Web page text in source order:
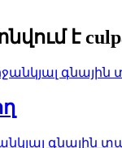
է
գնային